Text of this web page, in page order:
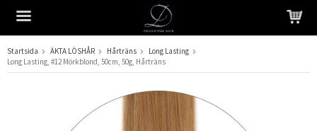
Produkten har blivit tillagd i varukorgen
Startsida ÄKTA LÖSHÅR Hårträns
Long Lasting
Long Lasting, #12 Mörkblond, 50cm, 50g, Hårträns